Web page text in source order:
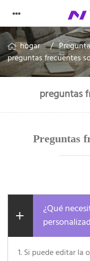
hogar
preguntas frecuentes
preguntas
Preguntas
¿Qué
1. Si puede editar la